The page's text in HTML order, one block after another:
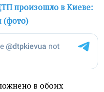
произошло в Киеве:
(фото)
в обоих